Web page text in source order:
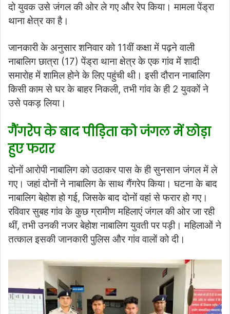
दो युवक उसे जंगल की ओर ले गए और रेप किया। मामला पेंड्रा
थाना क्षेत्र का है।
जानकारी के अनुसार शनिवार को 11वीं कक्षा में पढ़ने वाली
नाबालिग छात्रा (17) पेंड्रा थाना क्षेत्र के एक गांव में शादी
समारोह में शामिल होने के लिए पहुंची थी। इसी दौरान नाबालिग
किसी काम से घर के बाहर निकली, तभी गांव के ही 2 युवकों ने
उसे पकड़ लिया।
गैंगरेप के बाद पीड़िता को जंगल में छोड़ा
हुए फरार
दोनों आरोपी नाबालिग को उठाकर पास के ही सुनसान जंगल में ले
गए। जहां दोनों ने नाबालिग के साथ गैंगरेप किया। घटना के बाद
नाबालिग बेहोश हो गई, जिसके बाद दोनों वहां से फरार हो गए।
रविवार सुबह गांव के कुछ ग्रामीण महिलाएं जंगल की ओर जा रही
थीं, तभी उनकी नजर बेहोश नाबालिग युवती पर पड़ी। महिलाओं ने
तत्काल इसकी जानकारी पुलिस और गांव वालों को दी।